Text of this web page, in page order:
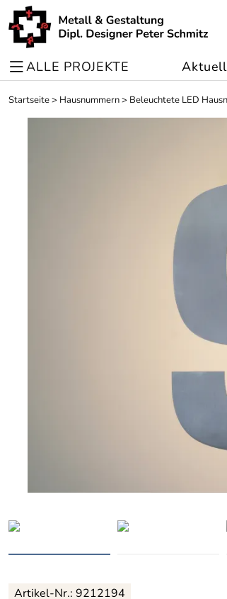
ALLE PROJEKTE Aktuell
Startseite> Hausnummern> Beleuchtete LED
Artikel-Nr.: 9212194